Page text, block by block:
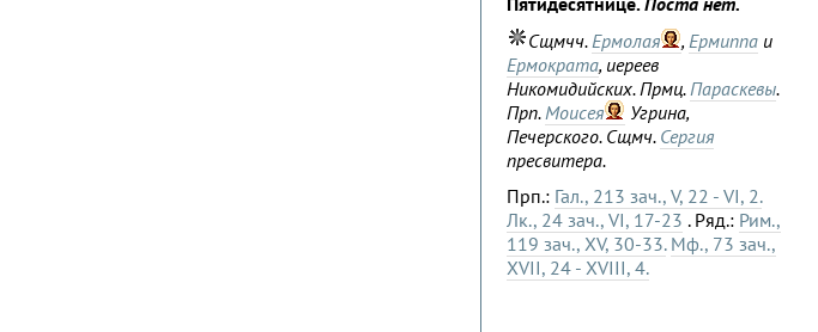
Сщмчч.Ермолая , Ермиппа и
Ермократа, иереев
Никомидийских. Прмц.Параскевы.
Прп.Моисея
Угрина,
Печерского. Сщмч. Сергия
пресвитера.
Прп.: Гал., 213 зач., V, 22 - VI, 2.
Лк., 24 зач., VI, 17-23 . Ряд.: Рим.,
119 зач., XV, 30-33. Мф., 73 зач.,
XVII, 24 - XVIII, 4.